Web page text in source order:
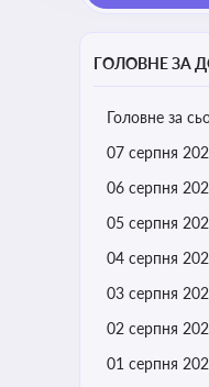
ГОЛОВНЕ ЗА
Головне за
07 серпня
06 серпня
05 серпня
04 серпня
03 серпня
02 серпня
01 серпня